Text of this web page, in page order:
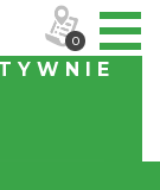
0